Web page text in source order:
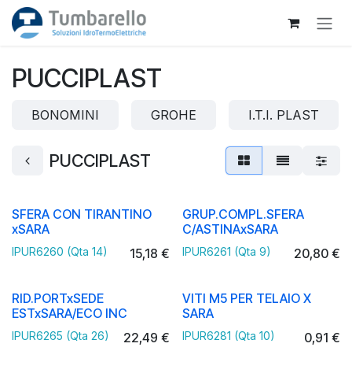
Passa al contenuto
PUCCIPLAST
BONOMINI GROHE I.T.I. PLAST
PUCCIPLAST
SFERA CON TIRANTINO
xSARA
IPUR6260 (Qta 14) 15,18 €
GRUP.COMPL.SFERA
C/ASTINAxSARA
IPUR6261 (Qta 9) 20,80€
RID.PORTxSEDE
ESTxSARA/ECO INC
IPUR6265 (Qta 26) 22,49 €
VITI M5 PER TELAIO X
SARA
IPUR6281 (Qta 10) 0,91 €